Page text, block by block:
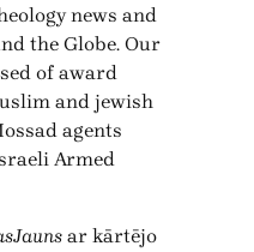
news and
the Globe. Our
of award
and jewish
agents
Armed
ar kārtējo